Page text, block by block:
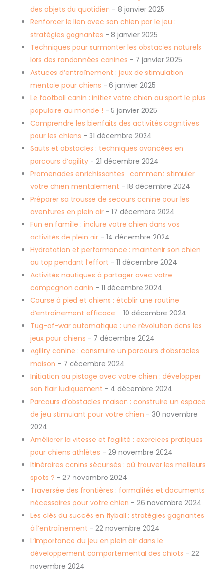
des objets du quotidien - 8 janvier 2025
Renforcer le lien avec son chien par le jeu :
stratégies gagnantes - 8 janvier 2025
Techniques pour surmonter les obstacles naturels
lors des randonnées canines - 7 janvier 2025
Astuces d’entraînement : jeux de stimulation
mentale pour chiens - 6 janvier 2025
Le football canin : initiez votre chien au sport le plus
populaire au monde ! - 5 janvier 2025
Comprendre les bienfaits des activités cognitives
pour les chiens - 31 décembre 2024
Sauts et obstacles : techniques avancées en
parcours d’agility - 21 décembre 2024
Promenades enrichissantes : comment stimuler
votre chien mentalement - 18 décembre 2024
Préparer sa trousse de secours canine pour les
aventures en plein air - 17 décembre 2024
Fun en famille : inclure votre chien dans vos
activités de plein air - 14 décembre 2024
Hydratation et performance : maintenir son chien
au top pendant l’effort - 11 décembre 2024
Activités nautiques à partager avec votre
compagnon canin - 11 décembre 2024
Course à pied et chiens : établir une routine
d’entraînement efficace - 10 décembre 2024
Tug-of-war automatique : une révolution dans les
jeux pour chiens - 7 décembre 2024
Agility canine : construire un parcours d’obstacles
maison - 7 décembre 2024
Initiation au pistage avec votre chien : développer
son flair ludiquement - 4 décembre 2024
Parcours d’obstacles maison : construire un espace
de jeu stimulant pour votre chien - 30 novembre
2024
Améliorer la vitesse et l’agilité : exercices pratiques
pour chiens athlètes - 29 novembre 2024
Itinéraires canins sécurisés : où trouver les meilleurs
spots ? - 27 novembre 2024
Traversée des frontières : formalités et documents
nécessaires pour votre chien - 26 novembre 2024
Les clés du succès en flyball : stratégies gagnantes
à l’entraînement - 22 novembre 2024
L’importance du jeu en plein air dans le
développement comportemental des chiots - 22
novembre 2024